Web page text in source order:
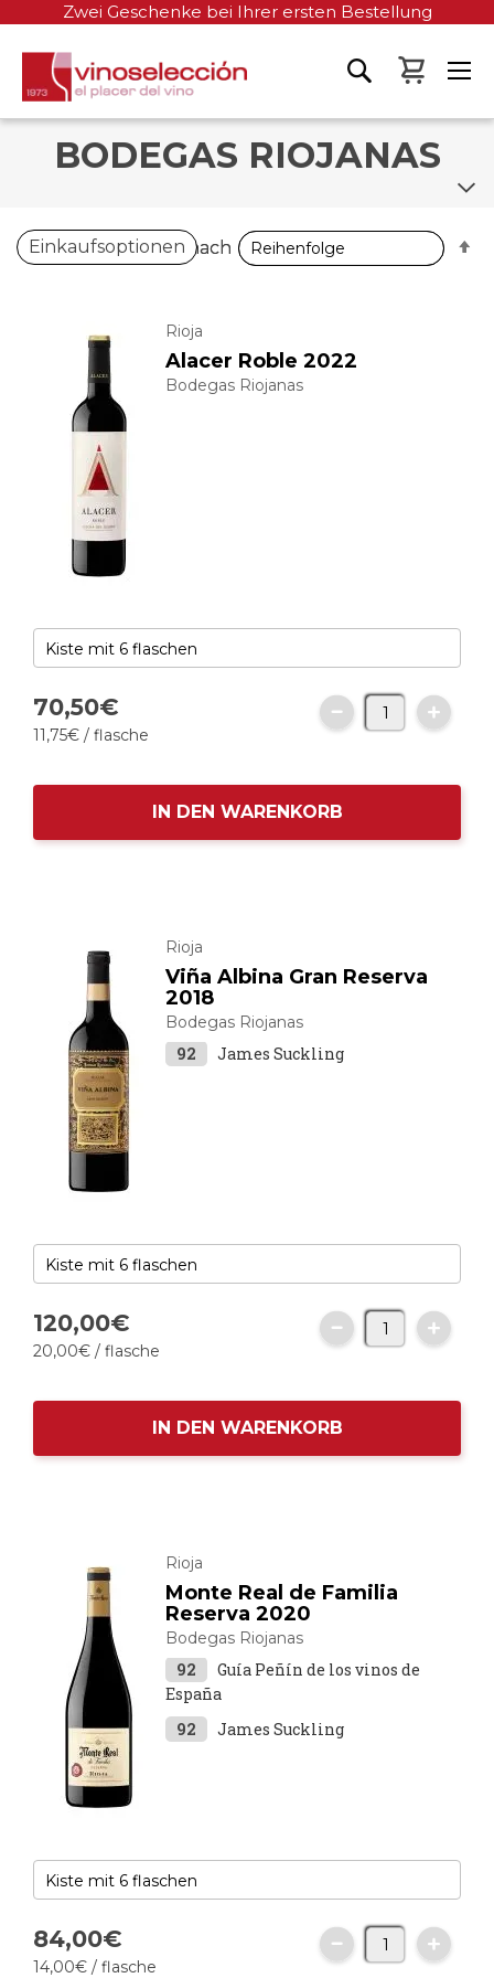
Zwei Geschenke bei Ihrer ersten Bestellung
Mein
BODEGAS RIOJANAS
Rioja
Alacer Roble 2022
Bodegas Riojanas
70,50€
11,75€ / flasche
IN DEN WARENKORB
Rioja
Viña Albina Gran Reserva
2018
Bodegas Riojanas
92 James Suckling
120,00€
20,00€ / flasche
IN DEN WARENKORB
Rioja
Monte Real de Familia
Reserva 2020
Bodegas Riojanas
92
Guía Peñín de los vinos de
España
92
James Suckling
84,00€
14,00€ / flasche
Einkaufsoptionen
Sortieren nach
Sortieren nach